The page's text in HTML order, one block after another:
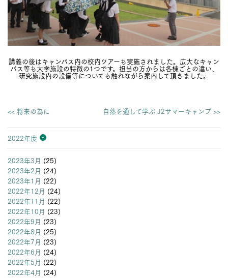
講義の後はキャンパス内の校内ツアーも実施されました。広大なキャン
パス等も大学施設の特徴の1つです。担当の方からは各棟ごとの違い、
研究施設内の設備等についても触れながら案内して頂きました。
<< 将来の為に 自然を通して学ぶ J2サマーキャンプ >>
2022年度
2026年度
2025年度
2024年度
2023年度
2022年度
2021年度
2020年度
2019年度
2018年度
2017年度
2016年度
2015年度
2014年度
2013年度
2023年3月 (25)
2023年2月 (24)
2023年1月 (22)
2022年12月 (24)
2022年11月 (22)
2022年10月 (23)
2022年9月 (23)
2022年8月 (25)
2022年7月 (23)
2022年6月 (24)
2022年5月 (22)
2022年4月 (24)